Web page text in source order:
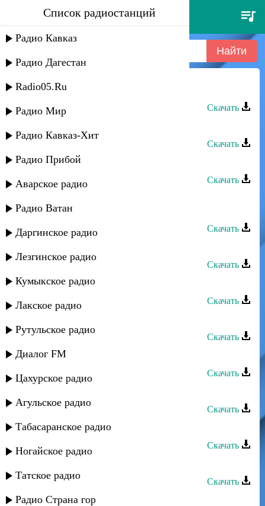
кэти габараева - шальная
жизнь
Список радиостанций
Радио Кавказ
Радио Дагестан
Radio05.Ru
Радио Мир
Радио Кавказ-Хит
Радио Прибой
Аварское радио
Радио Ватан
Даргинское радио
Лезгинское радио
Кумыкское радио
Лакское радио
Рутульское радио
Диалог FM
Цахурское радио
Агульское радио
Табасаранское радио
Ногайское радио
Татское радио
Радио Страна гор
Тимур Истамулов - Жизнь моя
Скачать
Скачать
Макка Сагаипова - Жизнь без тебя
Скачать
продолжается
Скачать
Скачать
Гасан Макашарипов - Жизнь
Скачать
Скачать
Ренат Юсупов - Жизнь
Скачать
Скачать
Камила Мамедова - Ты-моя жизнь
Скачать
Скачать
Dappi feat. Qrishe - Жизнь